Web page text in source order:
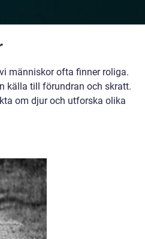
människor ofta finner roliga.
källa till förundran och skratt.
om djur och utforska olika